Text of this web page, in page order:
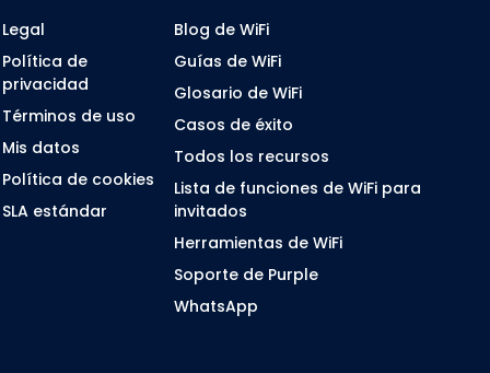
Legal
Política de
privacidad
Términos de uso
Mis datos
Política de cookies
SLA estándar
Blog de WiFi
Guías de WiFi
Glosario de WiFi
Casos de éxito
Todos los recursos
Lista de funciones de WiFi para
invitados
Herramientas de WiFi
Soporte de Purple
WhatsApp